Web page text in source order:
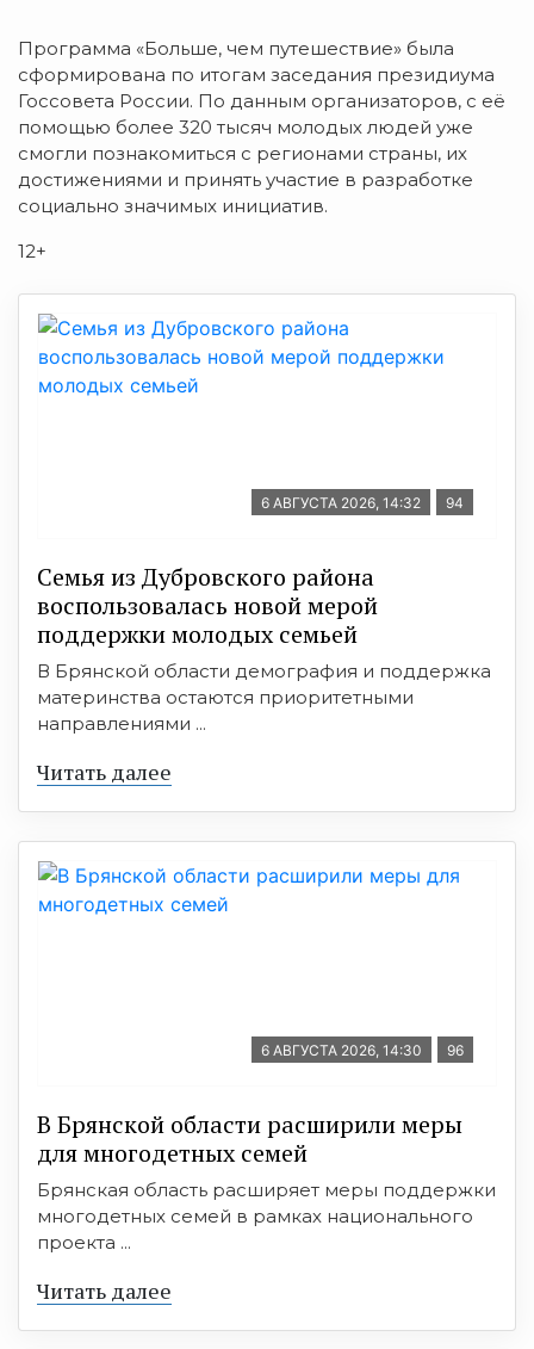
Программа «Больше, чем путешествие» была
сформирована по итогам заседания президиума
Госсовета России. По данным организаторов, с её
помощью более 320 тысяч молодых людей уже
смогли познакомиться с регионами страны, их
достижениями и принять участие в разработке
социально значимых инициатив.
12+
6 АВГУСТА 2026, 14:32 94
Семья из Дубровского района
воспользовалась новой мерой
поддержки молодых семьей
В Брянской области демография и поддержка
материнства остаются приоритетными
направлениями ...
Читать далее
6 АВГУСТА 2026, 14:30 96
В Брянской области расширили меры
для многодетных семей
Брянская область расширяет меры поддержки
многодетных семей в рамках национального
проекта ...
Читать далее